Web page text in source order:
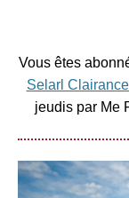
Vous êtes
Selarl
jeudis par Me